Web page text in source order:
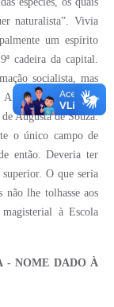
naturalista”. Vivia
um espírito
cadeira da capital.
socialista, mas
Artista” e “Operário
Augusta de Souza.
o único campo de
então. Deveria ter
O que seria
não lhe tolhasse aos
à Escola
- NOME DADO À